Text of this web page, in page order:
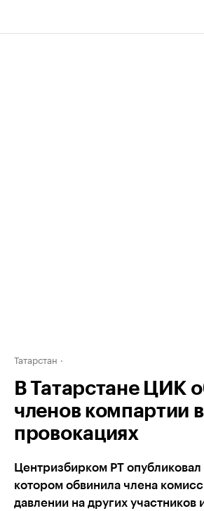
Татарстан
В Татарстане ЦИК
членов компартии в
провокациях
Центризбирком РТ опубликовал
котором обвинила члена
давлении на других участников